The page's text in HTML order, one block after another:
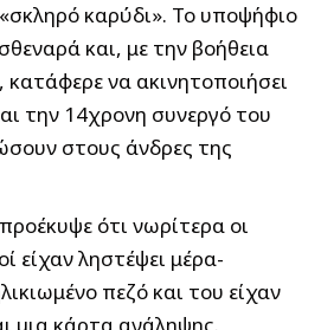
καρύδι». Το υποψήφιο
και, με την βοήθεια
να ακινητοποιήσει
την 14χρονη συνεργό του
στους άνδρες της
ότι νωρίτερα οι
είχαν ληστέψει μέρα-
πεζό και του είχαν